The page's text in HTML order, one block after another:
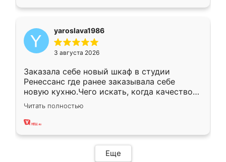
yaroslava1986
3 августа 2026
Заказала себе новый шкаф в студии
Ренессанс где ранее заказывала себе
новую кухню.Чего искать, когда качеством
вполне довольна. Служит кухня уже почти
два года, нареканий нет.
Читать полностью
Еще